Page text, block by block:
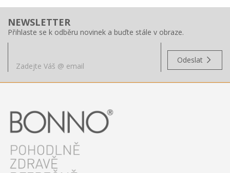
NEWSLETTER
Přihlaste se k odběru novinek a buďte stále v obraze.
Odeslat